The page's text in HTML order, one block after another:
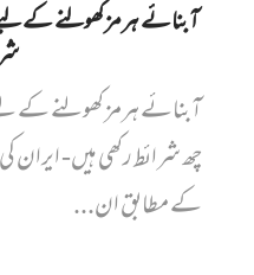
آبنائے ہرمز کھولنے کے
آبنائے ہرمز کھولنے کے
چھ شرائط رکھی ہیں- ایران
کے مطابق ان...